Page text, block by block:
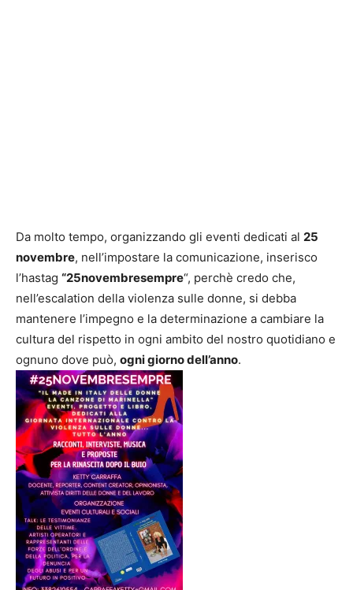
Da molto tempo, organizzando gli eventi dedicati al 25
novembre, nell’impostare la comunicazione, inserisco
l’hastag “25novembresempre“, perchè credo che,
nell’escalation della violenza sulle donne, si debba
mantenere l’impegno e la determinazione a cambiare la
cultura del rispetto in ogni ambito del nostro quotidiano e
ognuno dove può, ogni giorno dell’anno.